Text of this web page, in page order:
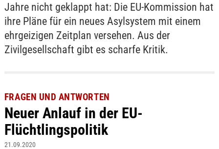
Jahre nicht geklappt hat: Die EU-Kommission hat
ihre Pläne für ein neues Asylsystem mit einem
ehrgeizigen Zeitplan versehen. Aus der
Zivilgesellschaft gibt es scharfe Kritik.
FRAGEN UND ANTWORTEN
Neuer Anlauf in der EU-
Flüchtlingspolitik
21.09.2020